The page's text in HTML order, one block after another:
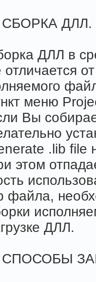
СБОРКА ДЛЛ.
ДЛЛ в
отличается
меню
Вы
.lib file
этом
файла,
ДЛЛ.
СПОСОБЫ